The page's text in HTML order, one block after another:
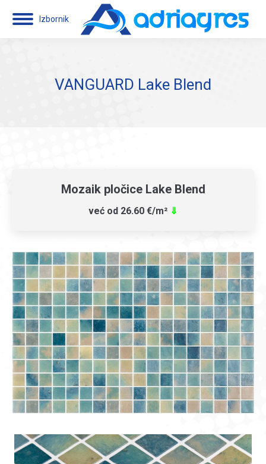
Izbornik
VANGUARD Lake Blend
Mozaik pločice Lake Blend
već od 26.60 €/m² ⇓